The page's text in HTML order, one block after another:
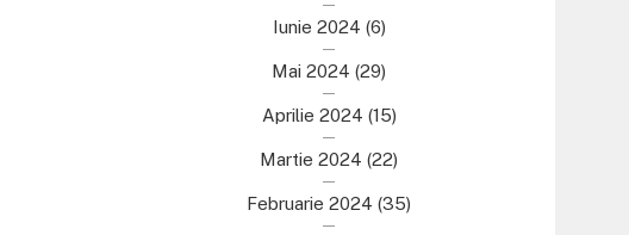
Iunie 2024 (6)
Mai 2024 (29)
Aprilie 2024 (15)
Martie 2024 (22)
Februarie 2024 (35)